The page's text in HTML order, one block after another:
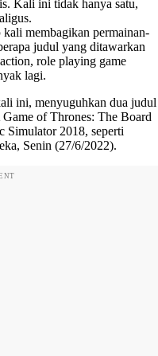
Kali ini tidak hanya satu,
membagikan permainan-
judul yang ditawarkan
role playing game
lagi.
ini, menyuguhkan dua judul
of Thrones: The Board
Simulator 2018, seperti
Senin (27/6/2022).